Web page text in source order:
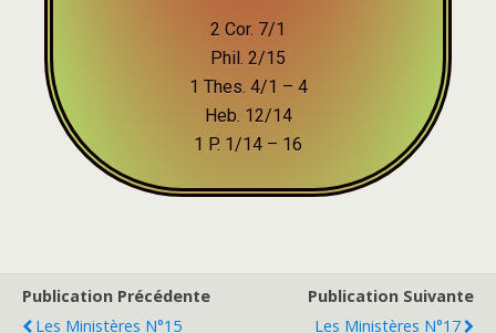
2 Cor. 7/1
Phil. 2/15
1 Thes. 4/1 – 4
Heb. 12/14
1 P. 1/14 – 16
Publication Précédente
Les Ministères N°15
Publication Suivante
Les Ministères N°17